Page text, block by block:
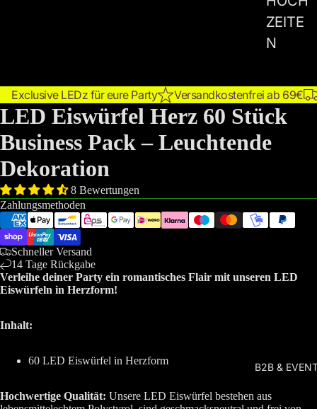
ZEITE
N
B2B &
Exclusive LEDz für eure Party Versandkostenfrei ab 69€
LED Eiswürfel Herz 60 Stück
Business Pack – Leuchtende
Dekoration
8 Bewertungen
Zahlungsmethoden
Schneller Versand
14 Tage Rückgabe
Verleihe deiner Party ein romantisches Flair mit unseren LED
Eiswürfeln in Herzform!
Inhalt:
60 LED Eiswürfel in Herzform
Hochwertige Qualität: Unsere LED Eiswürfel bestehen aus